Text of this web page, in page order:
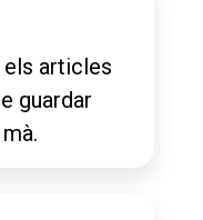
els articles
guardar